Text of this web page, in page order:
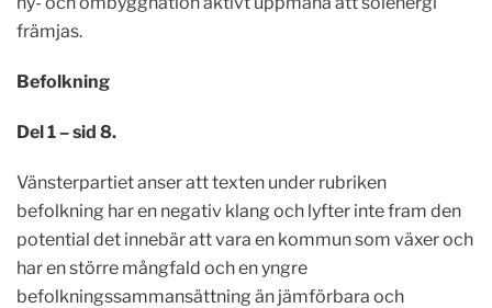
främjas.
Befolkning
Del 1 – sid 8.
Vänsterpartiet anser att texten under rubriken
befolkning har en negativ klang och lyfter inte fram den
potential det innebär att vara en kommun som växer och
har en större mångfald och en yngre
befolkningssammansättning än jämförbara och